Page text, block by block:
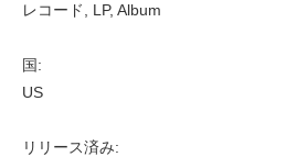
レコード, LP, Album
国:
US
リリース済み: